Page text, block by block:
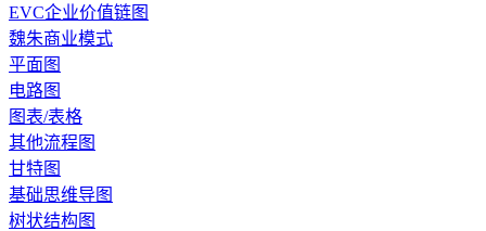
EVC企业价值链图
魏朱商业模式
平面图
电路图
图表/表格
其他流程图
甘特图
基础思维导图
树状结构图